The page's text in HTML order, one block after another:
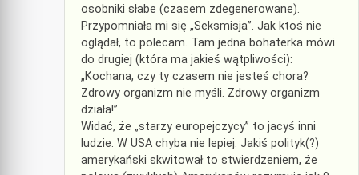
osobniki słabe (czasem zdegenerowane).
Przypomniała mi się „Seksmisja”. Jak ktoś nie
oglądał, to polecam. Tam jedna bohaterka mówi
do drugiej (która ma jakieś wątpliwości):
„Kochana, czy ty czasem nie jesteś chora?
Zdrowy organizm nie myśli. Zdrowy organizm
działa!”.
Widać, że „starzy europejczycy” to jacyś inni
ludzie. W USA chyba nie lepiej. Jakiś polityk(?)
amerykański skwitował to stwierdzeniem, że